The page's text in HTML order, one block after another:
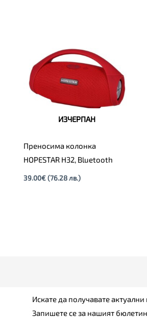
ИЗЧЕРПАН
Преносима колонка
HOPESTAR H32, Bluetooth
39.00€ (76.28 лв.)
Искате да получавате
Запишете се за нашият бюлетин